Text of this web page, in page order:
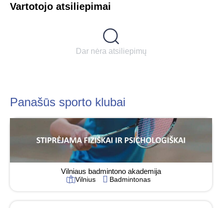
Vartotojo atsiliepimai
Dar nėra atsiliepimų
Panašūs sporto klubai
Vilniaus badmintono akademija
Vilnius Badmintonas